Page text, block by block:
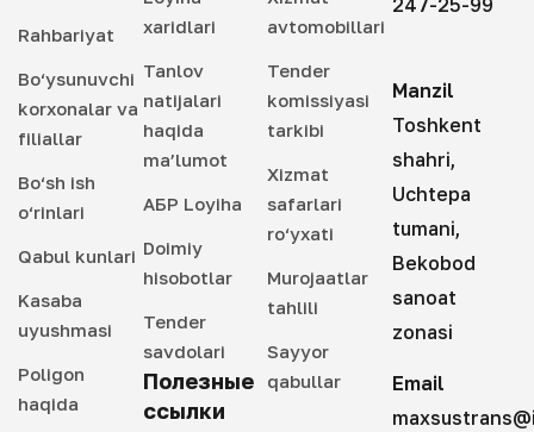
Rahbariyat
Bo‘ysunuvchi
korxonalar va
filiallar
Bo‘sh ish
o‘rinlari
Qabul kunlari
Kasaba
uyushmasi
Poligon
haqida
xaridlari
Tanlov
natijalari
haqida
ma’lumot
АБР Loyiha
Doimiy
hisobotlar
Tender
savdolari
Полезные
ссылки
avtomobillari
Tender
komissiyasi
tarkibi
Xizmat
safarlari
ro‘yxati
Murojaatlar
tahlili
Sayyor
qabullar
247-25-99
Manzil
Toshkent
shahri,
Uchtepa
tumani,
Bekobod
sanoat
zonasi
Email